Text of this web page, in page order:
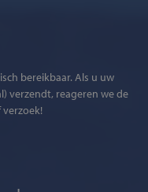
bereikbaar. Als u uw
verzendt, reageren we de